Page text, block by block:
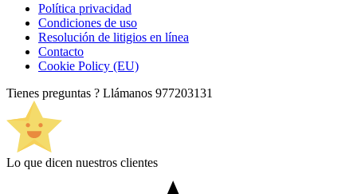
Política privacidad
Condiciones de uso
Resolución de litigios en línea
Contacto
Cookie Policy (EU)
Tienes preguntas ? Llámanos 977203131
Lo que dicen nuestros clientes